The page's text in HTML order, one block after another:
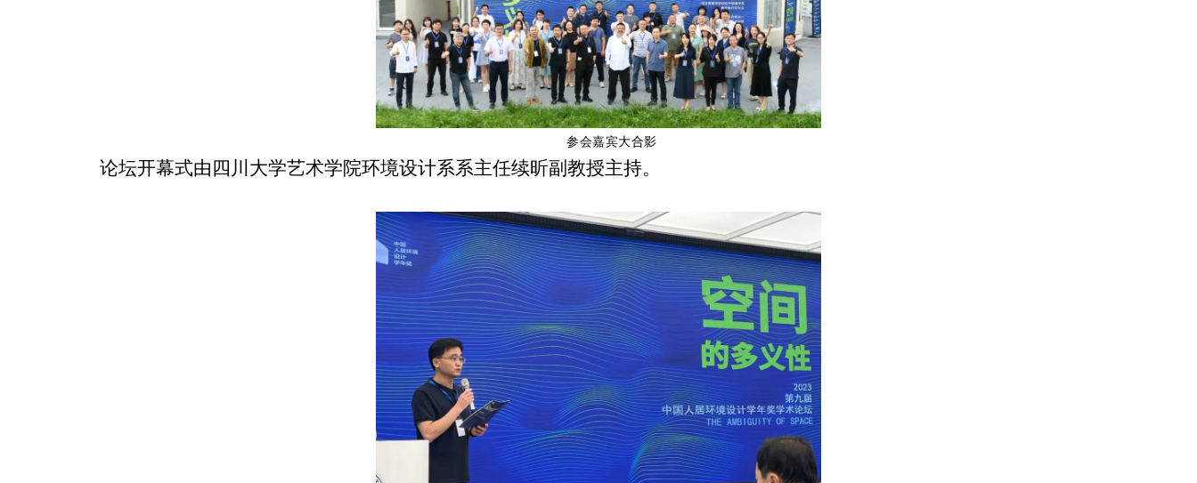
参会嘉宾大合影
论坛开幕式由四川大学艺术学院环境设计系系主任续昕副教授主持。